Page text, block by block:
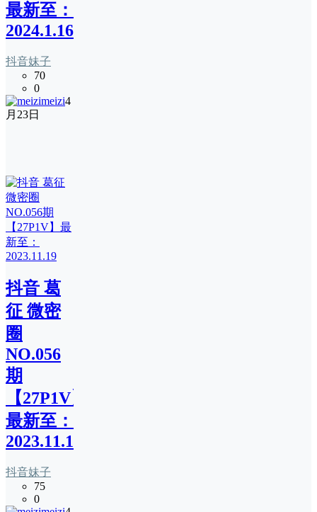
最新至：
2024.1.16
抖音妹子
70
0
meizi4
月23日
抖音 葛
征 微密
圈
NO.056
期
【27P1V】
最新至：
2023.11.19
抖音妹子
75
0